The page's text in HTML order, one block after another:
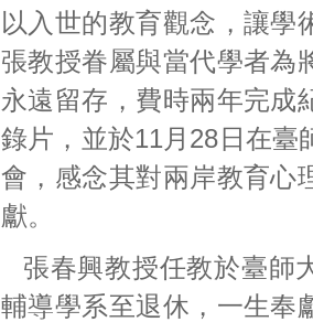
以入世的教育觀念，讓學
張教授眷屬與當代學者為
永遠留存，費時兩年完成
錄片，並於11月28日在臺
會，感念其對兩岸教育心
獻。
張春興教授任教於臺師
輔導學系至退休，一生奉